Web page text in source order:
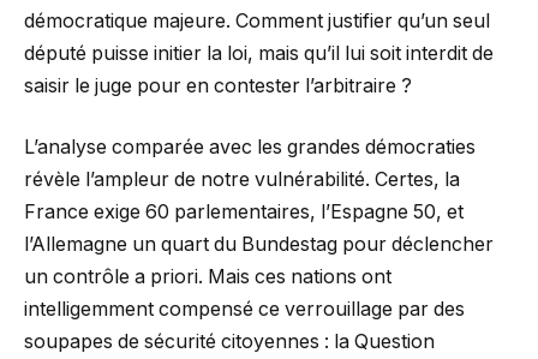
démocratique majeure. Comment justifier qu’un seul
député puisse initier la loi, mais qu’il lui soit interdit de
saisir le juge pour en contester l’arbitraire ?
L’analyse comparée avec les grandes démocraties
révèle l’ampleur de notre vulnérabilité. Certes, la
France exige 60 parlementaires, l’Espagne 50, et
l’Allemagne un quart du Bundestag pour déclencher
un contrôle a priori. Mais ces nations ont
intelligemment compensé ce verrouillage par des
soupapes de sécurité citoyennes : la Question